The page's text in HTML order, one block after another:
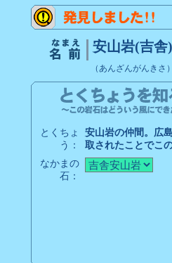
安山岩(吉舎)
（あんざんがんきさ）
とくちょ
う：
安山岩の仲間。広
取されたことでこ
なかまの
石：